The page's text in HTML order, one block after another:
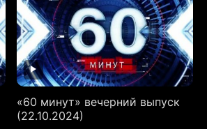
«60 минут» вечерний выпуск
(22.10.2024)